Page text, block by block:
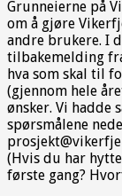
Grunneierne på
om å gjøre
andre brukere. I
tilbakemelding
hva som skal til
(gjennom hele
ønsker. Vi hadde
spørsmålene
(Hvis du har
første gang?